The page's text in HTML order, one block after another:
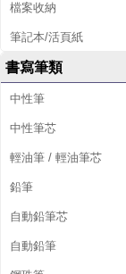
檔案收納
筆記本/活頁紙
書寫筆類
中性筆
中性筆芯
輕油筆 / 輕油筆芯
鉛筆
自動鉛筆芯
自動鉛筆